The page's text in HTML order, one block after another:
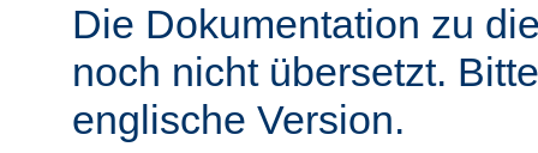
Die Dokumentation zu
noch nicht übersetzt.
englische Version.